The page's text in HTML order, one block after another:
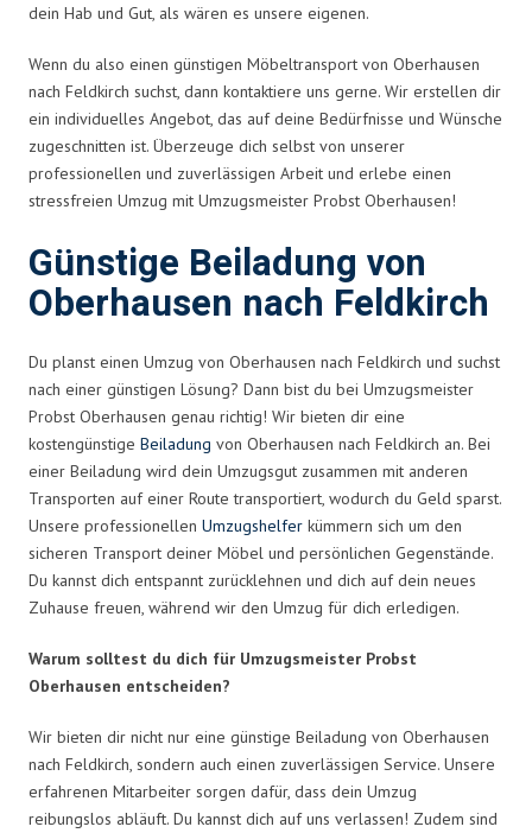
dein Hab und Gut, als wären es unsere eigenen.
Wenn du also einen günstigen Möbeltransport von Oberhausen
nach Feldkirch suchst, dann kontaktiere uns gerne. Wir erstellen dir
ein individuelles Angebot, das auf deine Bedürfnisse und Wünsche
zugeschnitten ist. Überzeuge dich selbst von unserer
professionellen und zuverlässigen Arbeit und erlebe einen
stressfreien Umzug mit Umzugsmeister Probst Oberhausen!
Günstige Beiladung von
Oberhausen nach Feldkirch
Du planst einen Umzug von Oberhausen nach Feldkirch und suchst
nach einer günstigen Lösung? Dann bist du bei Umzugsmeister
Probst Oberhausen genau richtig! Wir bieten dir eine
kostengünstige Beiladung von Oberhausen nach Feldkirch an. Bei
einer Beiladung wird dein Umzugsgut zusammen mit anderen
Transporten auf einer Route transportiert, wodurch du Geld sparst.
Unsere professionellen Umzugshelfer kümmern sich um den
sicheren Transport deiner Möbel und persönlichen Gegenstände.
Du kannst dich entspannt zurücklehnen und dich auf dein neues
Zuhause freuen, während wir den Umzug für dich erledigen.
Warum solltest du dich für Umzugsmeister Probst
Oberhausen entscheiden?
Wir bieten dir nicht nur eine günstige Beiladung von Oberhausen
nach Feldkirch, sondern auch einen zuverlässigen Service. Unsere
erfahrenen Mitarbeiter sorgen dafür, dass dein Umzug
reibungslos abläuft. Du kannst dich auf uns verlassen! Zudem sind